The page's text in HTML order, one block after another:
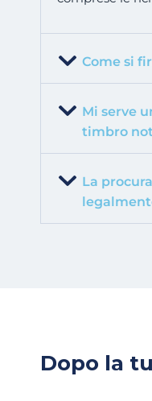
Come si
Mi serve
timbro
La
Dopo la